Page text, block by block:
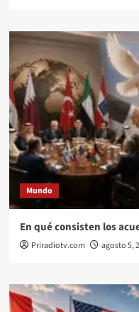
Mundo
En qué consisten los
Priradiotv.com agosto 5,